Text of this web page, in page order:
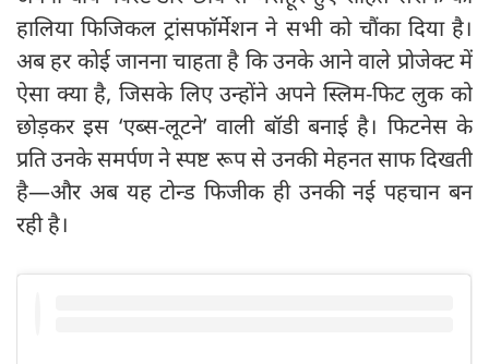
हालिया फिजिकल ट्रांसफॉर्मेशन ने सभी को चौंका दिया है।
अब हर कोई जानना चाहता है कि उनके आने वाले प्रोजेक्ट में
ऐसा क्या है, जिसके लिए उन्होंने अपने स्लिम-फिट लुक को
छोड़कर इस ‘एब्स-लूटने’ वाली बॉडी बनाई है। फिटनेस के
प्रति उनके समर्पण ने स्पष्ट रूप से उनकी मेहनत साफ दिखती
है—और अब यह टोन्ड फिजीक ही उनकी नई पहचान बन
रही है।